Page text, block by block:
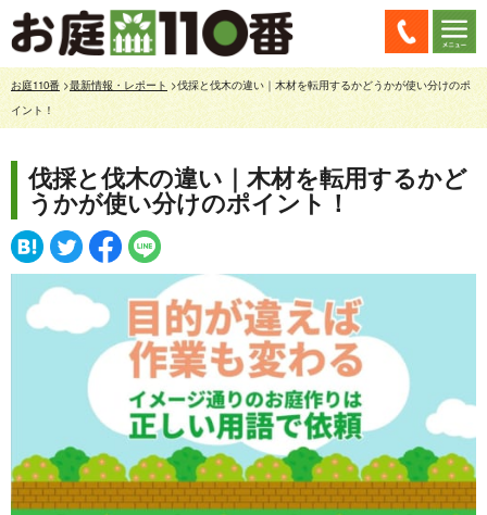
お庭110番>最新情報・レポート >伐採と伐木の違い｜木材を転用するかどうかが使い分けのポ
イント！
伐採と伐木の違い｜木材を転用するかど
うかが使い分けのポイント！